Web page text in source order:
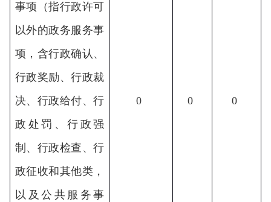
事项（指行政许可
以外的政务服务事
项，含行政确认、
行政奖励、行政裁
决、行政给付、行
政处罚、行政强
制、行政检查、行
政征收和其他类，
以及公共服务事
0 0 0